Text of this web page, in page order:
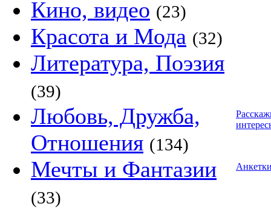
Кино, видео (23)
Красота и Мода (32)
Литература, Поэзия
(39)
Любовь, Дружба,
Отношения (134)
Мечты и Фантазии
(33)